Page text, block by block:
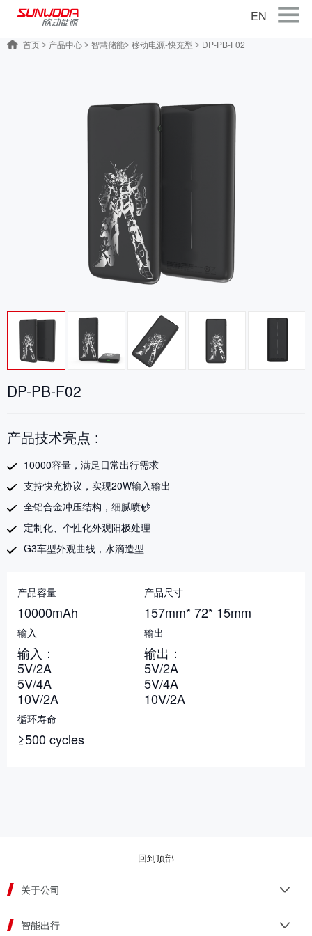
首页
EN
首页 > 产品中心 > 智慧储能> 移动电源-快充型 > DP-PB-F02
DP-PB-F02
产品技术亮点 :
10000容量，满足日常出行需求
支持快充协议，实现20W输入输出
全铝合金冲压结构，细腻喷砂
定制化、个性化外观阳极处理
G3车型外观曲线，水滴造型
产品容量
10000mAh
产品尺寸
157mm* 72* 15mm
输入
输入：
5V/2A
5V/4A
10V/2A
输出
输出：
5V/2A
5V/4A
10V/2A
循环寿命
≥500 cycles
回到顶部
关于公司
智能出行